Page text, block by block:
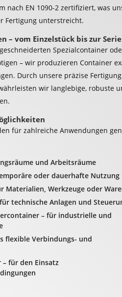
nach EN 1090-2 zertifiziert, was
Fertigung unterstreicht.
– vom Einzelstück bis zur Serie
Spezialcontainer
– wir produzieren Container
Durch unsere präzise
wir langlebige, robuste
für zahlreiche Anwendungen
und Arbeitsräume
oder dauerhafte Nutzung
Materialien, Werkzeuge oder
technische Anlagen und
– für industrielle und
flexible Verbindungs- und
für den Einsatz